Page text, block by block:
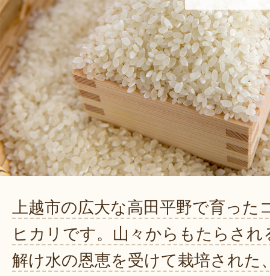
上越市の広大な高田平野で育った
ヒカリです。山々からもたらされ
解け水の恩恵を受けて栽培された